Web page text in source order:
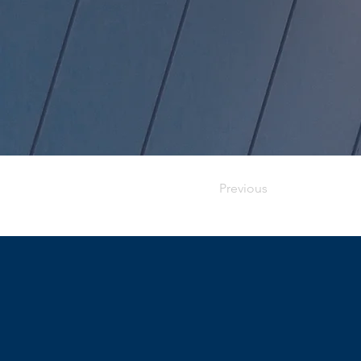
Previous